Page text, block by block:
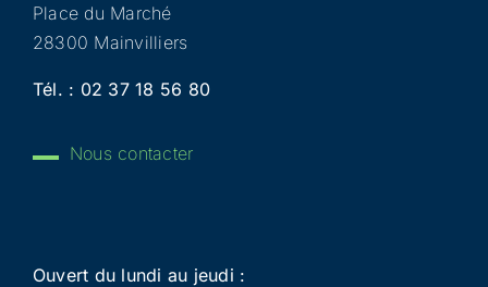
Place du Marché
28300 Mainvilliers
Tél. : 02 37 18 56 80
Nous contacter
Ouvert du lundi au jeudi :